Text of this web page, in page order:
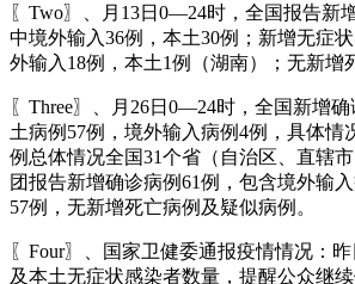
〖Two〗、月13日0—24时，全国报告新
中境外输入36例，本土30例；新增无症
外输入18例，本土1例（湖南）；无新增
〖Three〗、月26日0—24时，全国新增
土病例57例，境外输入病例4例，具体情
例总体情况全国31个省（自治区、直辖
团报告新增确诊病例61例，包含境外输
57例，无新增死亡病例及疑似病例。
〖Four〗、国家卫健委通报疫情情况：
及本土无症状感染者数量，提醒公众继